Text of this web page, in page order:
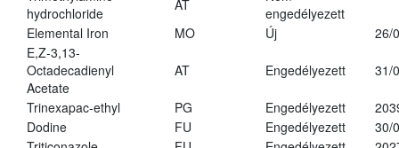
hydrochloride
AT
engedélyezett
Elemental Iron
MO Új
26/
E,Z-3,13-
Octadecadienyl
Acetate
AT Engedélyezett 31/
Trinexapac-ethyl PG Engedélyezett
Dodine
FU Engedélyezett
30/